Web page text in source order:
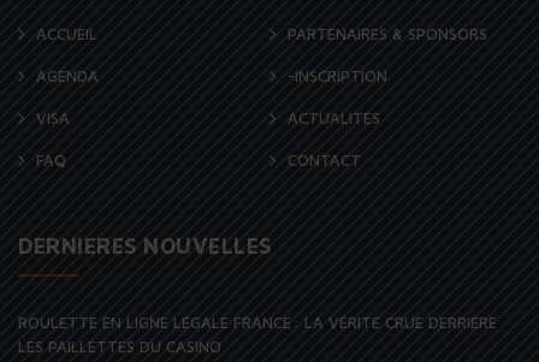
ACCUEIL PARTENAIRES & SPONSORS
AGENDA -INSCRIPTION
VISA ACTUALITES
FAQ CONTACT
DERNIERES NOUVELLES
ROULETTE EN LIGNE LÉGALE FRANCE : LA VÉRITÉ CRUE DERRIÈRE
LES PAILLETTES DU CASINO